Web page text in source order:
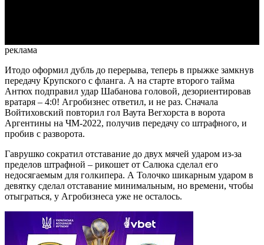
реклама
Итодо оформил дубль до перерыва, теперь в прыжке замкнув
передачу Крупского с фланга. А на старте второго тайма
Антюх подправил удар Шабанова головой, дезориентировав
вратаря – 4:0! Агробизнес ответил, и не раз. Сначала
Войтиховский повторил гол Ваута Вегхорста в ворота
Аргентины на ЧМ-2022, получив передачу со штрафного, и
пробив с разворота.
Гаврушко сократил отставание до двух мячей ударом из-за
пределов штрафной – рикошет от Салюка сделал его
недосягаемым для голкипера. А Толочко шикарным ударом в
девятку сделал отставание минимальным, но времени, чтобы
отыграться, у Агробизнеса уже не осталось.